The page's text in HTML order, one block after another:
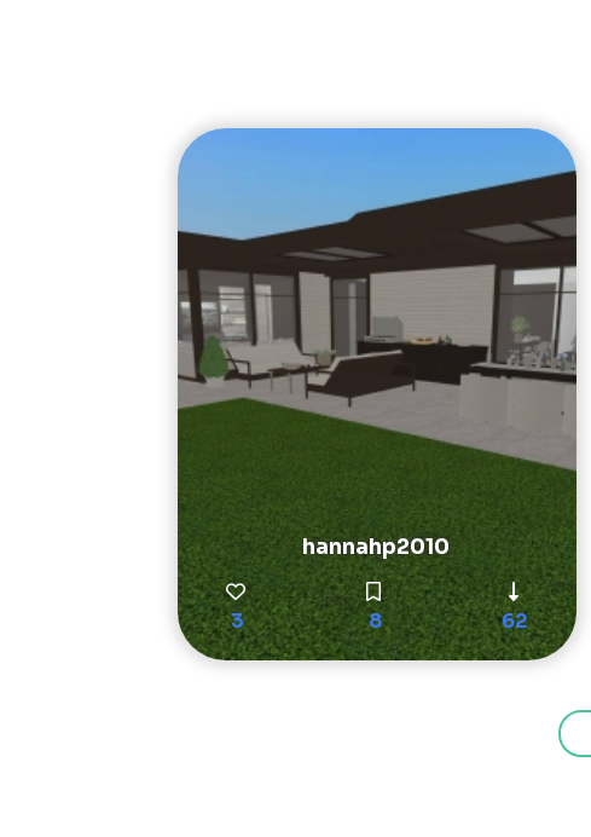
hannahp2010
3 8 62